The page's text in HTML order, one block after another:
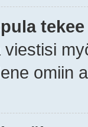
omiin